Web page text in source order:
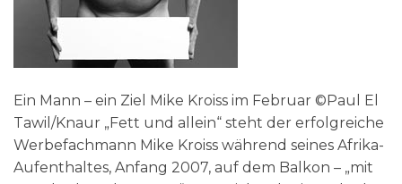
Ein Mann – ein Ziel Mike Kroiss im Februar ©Paul El
Tawil/Knaur „Fett und allein“ steht der erfolgreiche
Werbefachmann Mike Kroiss während seines Afrika-
Aufenthaltes, Anfang 2007, auf dem Balkon – „mit